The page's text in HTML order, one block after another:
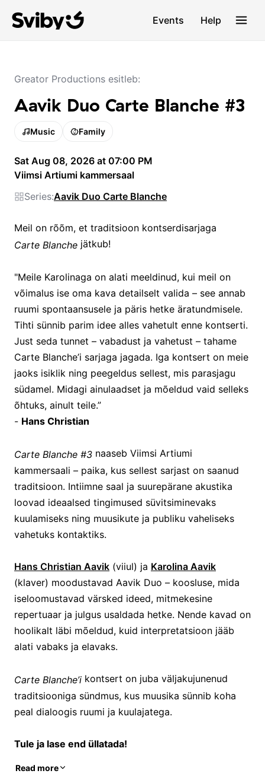
Events Help
Greator Productions esitleb:
Aavik Duo Carte Blanche #3
Music Family
Sat Aug 08, 2026 at 07:00 PM
Viimsi Artiumi kammersaal
Series:Aavik Duo Carte Blanche
Meil on rõõm, et traditsioon kontserdisarjaga
Carte Blanche jätkub!
"Meile Karolinaga on alati meeldinud, kui meil on
võimalus ise oma kava detailselt valida – see annab
ruumi spontaansusele ja päris hetke äratundmisele.
Tihti sünnib parim idee alles vahetult enne kontserti.
Just seda tunnet – vabadust ja vahetust – tahame
Carte Blanche’i sarjaga jagada. Iga kontsert on meie
jaoks isiklik ning peegeldus sellest, mis parasjagu
südamel. Midagi ainulaadset ja mõeldud vaid selleks
õhtuks, ainult teile.”
- Hans Christian
Carte Blanche #3 naaseb Viimsi Artiumi
kammersaali – paika, kus sellest sarjast on saanud
traditsioon. Intiimne saal ja suurepärane akustika
loovad ideaalsed tingimused süvitsiminevaks
kuulamiseks ning muusikute ja publiku vaheliseks
vahetuks kontaktiks.
Hans Christian Aavik (viiul) ja Karolina Aavik
(klaver) moodustavad Aavik Duo – koosluse, mida
iseloomustavad värsked ideed, mitmekesine
repertuaar ja julgus usaldada hetke. Nende kavad on
hoolikalt läbi mõeldud, kuid interpretatsioon jääb
alati vabaks ja elavaks.
Carte Blanche’i kontsert on juba väljakujunenud
traditsiooniga sündmus, kus muusika sünnib koha
peal dialoogis ruumi ja kuulajatega.
Tule ja lase end üllatada!
Read more